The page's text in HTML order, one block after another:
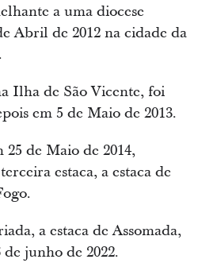
a uma diocese
Abril de 2012 na cidade da
Ilha de São Vicente, foi
em 5 de Maio de 2013.
de Maio de 2014,
estaca, a estaca de
a estaca de Assomada,
junho de 2022.